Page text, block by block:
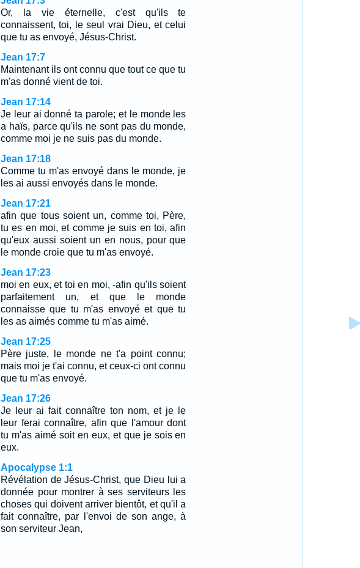
Or, la vie éternelle, c'est qu'ils te
connaissent, toi, le seul vrai Dieu, et celui
que tu as envoyé, Jésus-Christ.
Jean 17:7
Maintenant ils ont connu que tout ce que tu
m'as donné vient de toi.
Jean 17:14
Je leur ai donné ta parole; et le monde les
a haïs, parce qu'ils ne sont pas du monde,
comme moi je ne suis pas du monde.
Jean 17:18
Comme tu m'as envoyé dans le monde, je
les ai aussi envoyés dans le monde.
Jean 17:21
afin que tous soient un, comme toi, Père,
tu es en moi, et comme je suis en toi, afin
qu'eux aussi soient un en nous, pour que
le monde croie que tu m'as envoyé.
Jean 17:23
moi en eux, et toi en moi, -afin qu'ils soient
parfaitement un, et que le monde
connaisse que tu m'as envoyé et que tu
les as aimés comme tu m'as aimé.
Jean 17:25
Père juste, le monde ne t'a point connu;
mais moi je t'ai connu, et ceux-ci ont connu
que tu m'as envoyé.
Jean 17:26
Je leur ai fait connaître ton nom, et je le
leur ferai connaître, afin que l'amour dont
tu m'as aimé soit en eux, et que je sois en
eux.
Apocalypse 1:1
Révélation de Jésus-Christ, que Dieu lui a
donnée pour montrer à ses serviteurs les
choses qui doivent arriver bientôt, et qu'il a
fait connaître, par l'envoi de son ange, à
son serviteur Jean,